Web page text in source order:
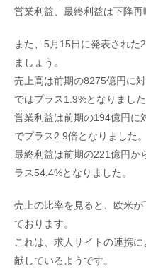
営業利益、最終利益は下降再
また、5月15日に発表された
ましょう。
売上高は前期の8275億円に
ではプラス1.9%となりました
営業利益は前期の194億円に
でプラス2.9倍となりました。
最終利益は前期の221億円か
ラス54.4%となりました。
売上の比率を見ると、欧米
ております。
これは、求人サイトの連携
献しているようです。